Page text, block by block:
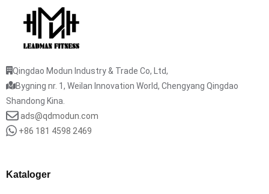
Qingdao Modun Industry & Trade Co, Ltd,
Bygning nr. 1, Weilan Innovation World, Chengyang Qingdao
Shandong Kina.
ads@qdmodun.com
+86 181 4598 2469
Kataloger